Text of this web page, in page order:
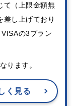
て（上限金額無
差し上げており
の3ブラン
ります。
く見る